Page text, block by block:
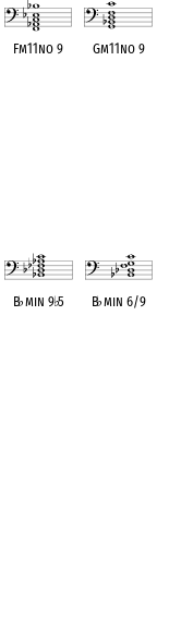
Fm11no 9 Gm11no 9
B♭min 9♭5 B♭min 6/9